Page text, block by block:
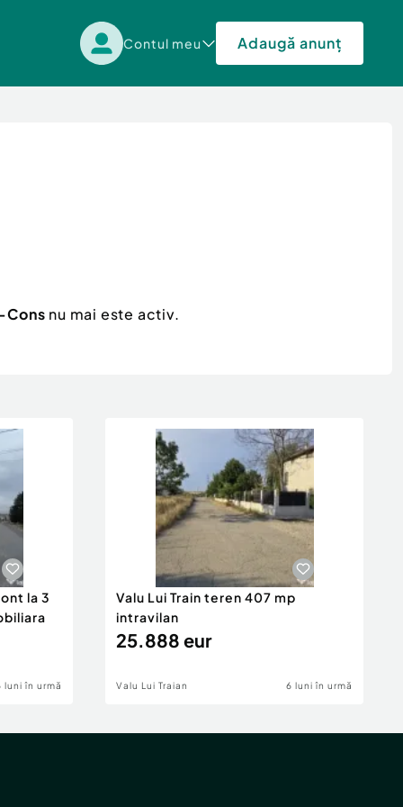
Contul meu Adaugă anunț
Cons nu mai este activ.
la 3
luni în urmă
Valu Lui Train teren 407 mp
intravilan
25.888 eur
Valu Lui Traian 6 luni în urmă